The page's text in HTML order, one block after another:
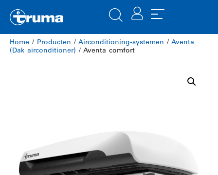
Home / Producten / ​Airconditioning-systemen / Aventa
(Dak airconditioner) / Aventa comfort